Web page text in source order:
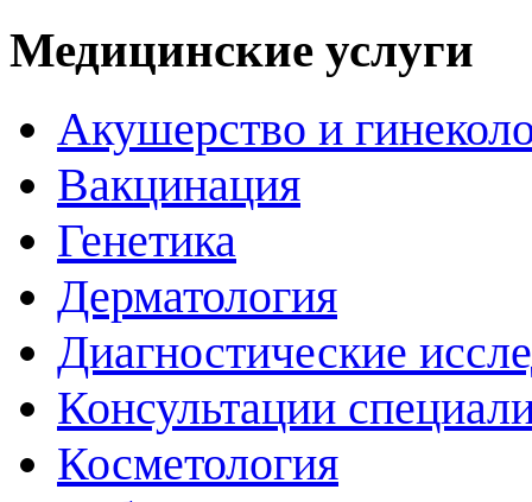
Медицинские услуги
Акушерство и
Вакцинация
Генетика
Дерматология
Диагностические
Консультации
Косметология